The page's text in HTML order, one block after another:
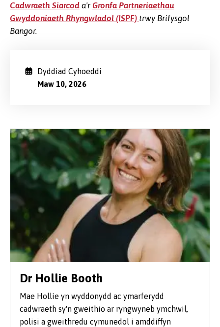
Cadwraeth Siarcod a'r Gronfa Partneriaethau
Gwyddoniaeth Rhyngwladol (ISPF) trwy Brifysgol
Bangor.
Dyddiad Cyhoeddi
Maw 10, 2026
Dr Hollie Booth
Mae Hollie yn wyddonydd ac ymarferydd
cadwraeth sy'n gweithio ar ryngwyneb ymchwil,
polisi a gweithredu cymunedol i amddiffyn